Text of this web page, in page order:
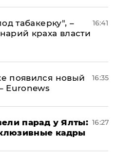
табакерку", –
краха власти
16:41
появился новый
Euronews
16:35
парад у Ялты:
кадры
16:27